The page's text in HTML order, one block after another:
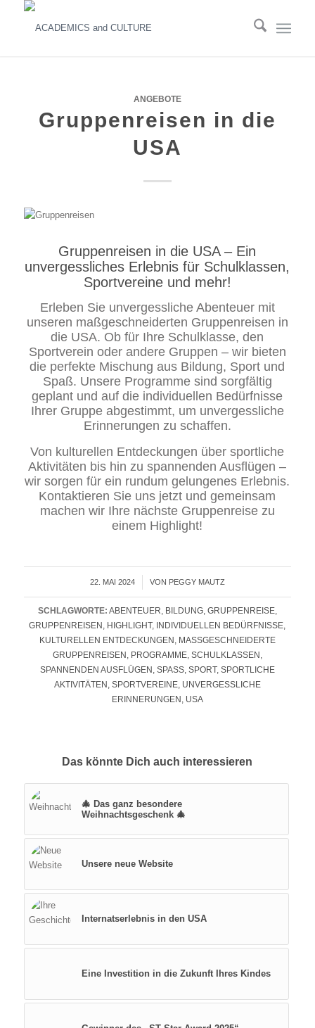
ANGEBOTE
Gruppenreisen in die
USA
Gruppenreisen in die USA – Ein
unvergessliches Erlebnis für Schulklassen,
Sportvereine und mehr!
Erleben Sie unvergessliche Abenteuer mit
unseren maßgeschneiderten Gruppenreisen in
die USA. Ob für Ihre Schulklasse, den
Sportverein oder andere Gruppen – wir bieten
die perfekte Mischung aus Bildung, Sport und
Spaß. Unsere Programme sind sorgfältig
geplant und auf die individuellen Bedürfnisse
Ihrer Gruppe abgestimmt, um unvergessliche
Erinnerungen zu schaffen.
Von kulturellen Entdeckungen über sportliche
Aktivitäten bis hin zu spannenden Ausflügen –
wir sorgen für ein rundum gelungenes Erlebnis.
Kontaktieren Sie uns jetzt und gemeinsam
machen wir Ihre nächste Gruppenreise zu
einem Highlight!
22. MAI 2024
/ VON PEGGY MAUTZ
SCHLAGWORTE: ABENTEUER BILDUNG, GRUPPENREISE,
GRUPPENREISEN
HIGHLIGHT, INDIVIDUELLEN BEDÜRFNISSE
KULTURELLEN ENTDECKUNGEN
MASSGESCHNEIDERTE G
RUPPENREISEN
PROGRAMME, SCHULKLASSEN
SPANNENDEN AUSFLÜGEN SPASS , SPORT, SPORTLICHE
AKTIVITÄTEN SPORTVEREINE, UNVERGESSLICHE
ERINNERUNGEN
USA
Das könnte Dich auch interessieren
🎄 Das ganz besondere
Weihnachtsgeschenk 🎄
Unsere neue Website
Internatserlebnis in den USA
Eine Investition in die Zukunft Ihres Kindes